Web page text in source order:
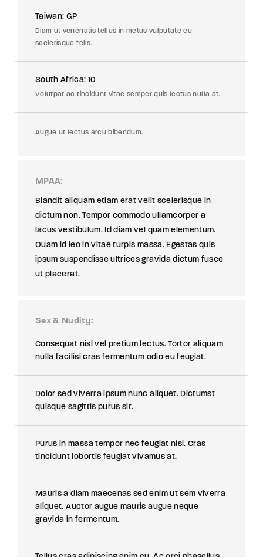
Taiwan: GP
Diam ut venenatis tellus in metus vulputate eu
scelerisque felis.
South Africa: 10
Volutpat ac tincidunt vitae semper quis lectus nulla at.
Augue ut lectus arcu bibendum.
MPAA
Blandit aliquam etiam erat velit scelerisque in
dictum non. Tempor commodo ullamcorper a
lacus vestibulum. Id diam vel quam elementum.
Quam id leo in vitae turpis massa. Egestas quis
ipsum suspendisse ultrices gravida dictum fusce
ut placerat.
Sex & Nudity
Consequat nisl vel pretium lectus. Tortor aliquam
nulla facilisi cras fermentum odio eu feugiat.
Dolor sed viverra ipsum nunc aliquet. Dictumst
quisque sagittis purus sit.
Purus in massa tempor nec feugiat nisl. Cras
tincidunt lobortis feugiat vivamus at.
Mauris a diam maecenas sed enim ut sem viverra
aliquet. Auctor augue mauris augue neque
gravida in fermentum.